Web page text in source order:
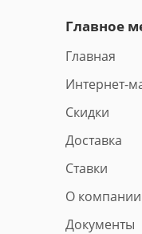
Главное
Главная
Интернет-
Скидки
Доставка
Ставки
О компании
Документы